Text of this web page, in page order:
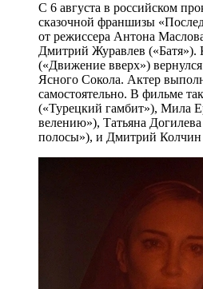
С 6 августа в российском
сказочной франшизы
от режиссера Антона
Дмитрий Журавлев («Батя»).
(«Движение вверх»)
Ясного Сокола. Актер
самостоятельно. В фильме
(«Турецкий гамбит»), Мила
велению»), Татьяна
полосы»), и Дмитрий Колчин